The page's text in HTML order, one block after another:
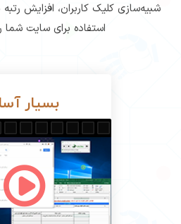
استفاده برای سایت
بسیار